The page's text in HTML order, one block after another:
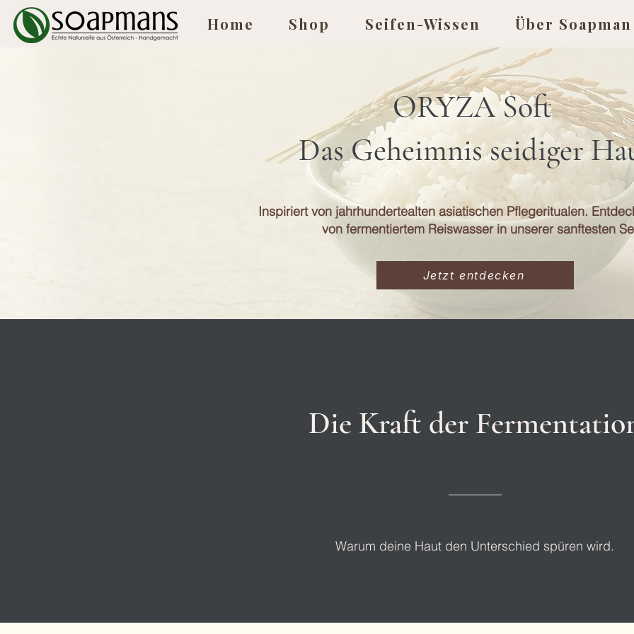
Home Shop Seifen-Wissen Über Soapman
ORYZA Soft
Das Geheimnis seidiger
Inspiriert von jahrhundertealten asiatischen Pflegeritualen.
von fermentiertem Reiswasser in unserer sanftesten
Jetzt entdecken
Die Kraft der
Warum deine Haut den Unterschied spüren wird.